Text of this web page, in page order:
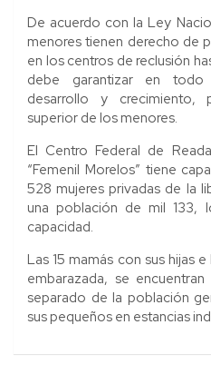
De acuerdo con la Ley
menores tienen derecho de
en los centros de reclusión
debe garantizar en todo
desarrollo y crecimiento,
superior de los menores.
El Centro Federal de
“Femenil Morelos” tiene
528 mujeres privadas de la
una población de mil 133,
capacidad.
Las 15 mamás con sus hijas
embarazada, se
separado de la población
sus pequeños en estancias